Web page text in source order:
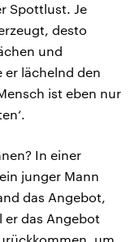
Spottlust. Je
desto
und
lächelnd den
ist eben nur
In einer
junger Mann
das Angebot,
er das Angebot